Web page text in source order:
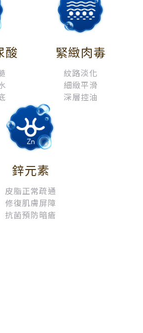
酸 緊緻肉毒
紋路淡化
細緻平滑
深層控油
鋅元素
皮脂正常疏通
修復肌膚屏障
抗菌預防暗瘡